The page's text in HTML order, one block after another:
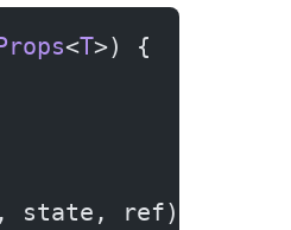
<T>) {
state, ref);